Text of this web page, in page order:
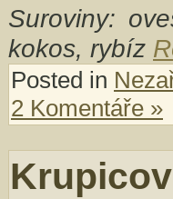
Suroviny:
kokos, rybíz
Posted in
2 Komentáře »